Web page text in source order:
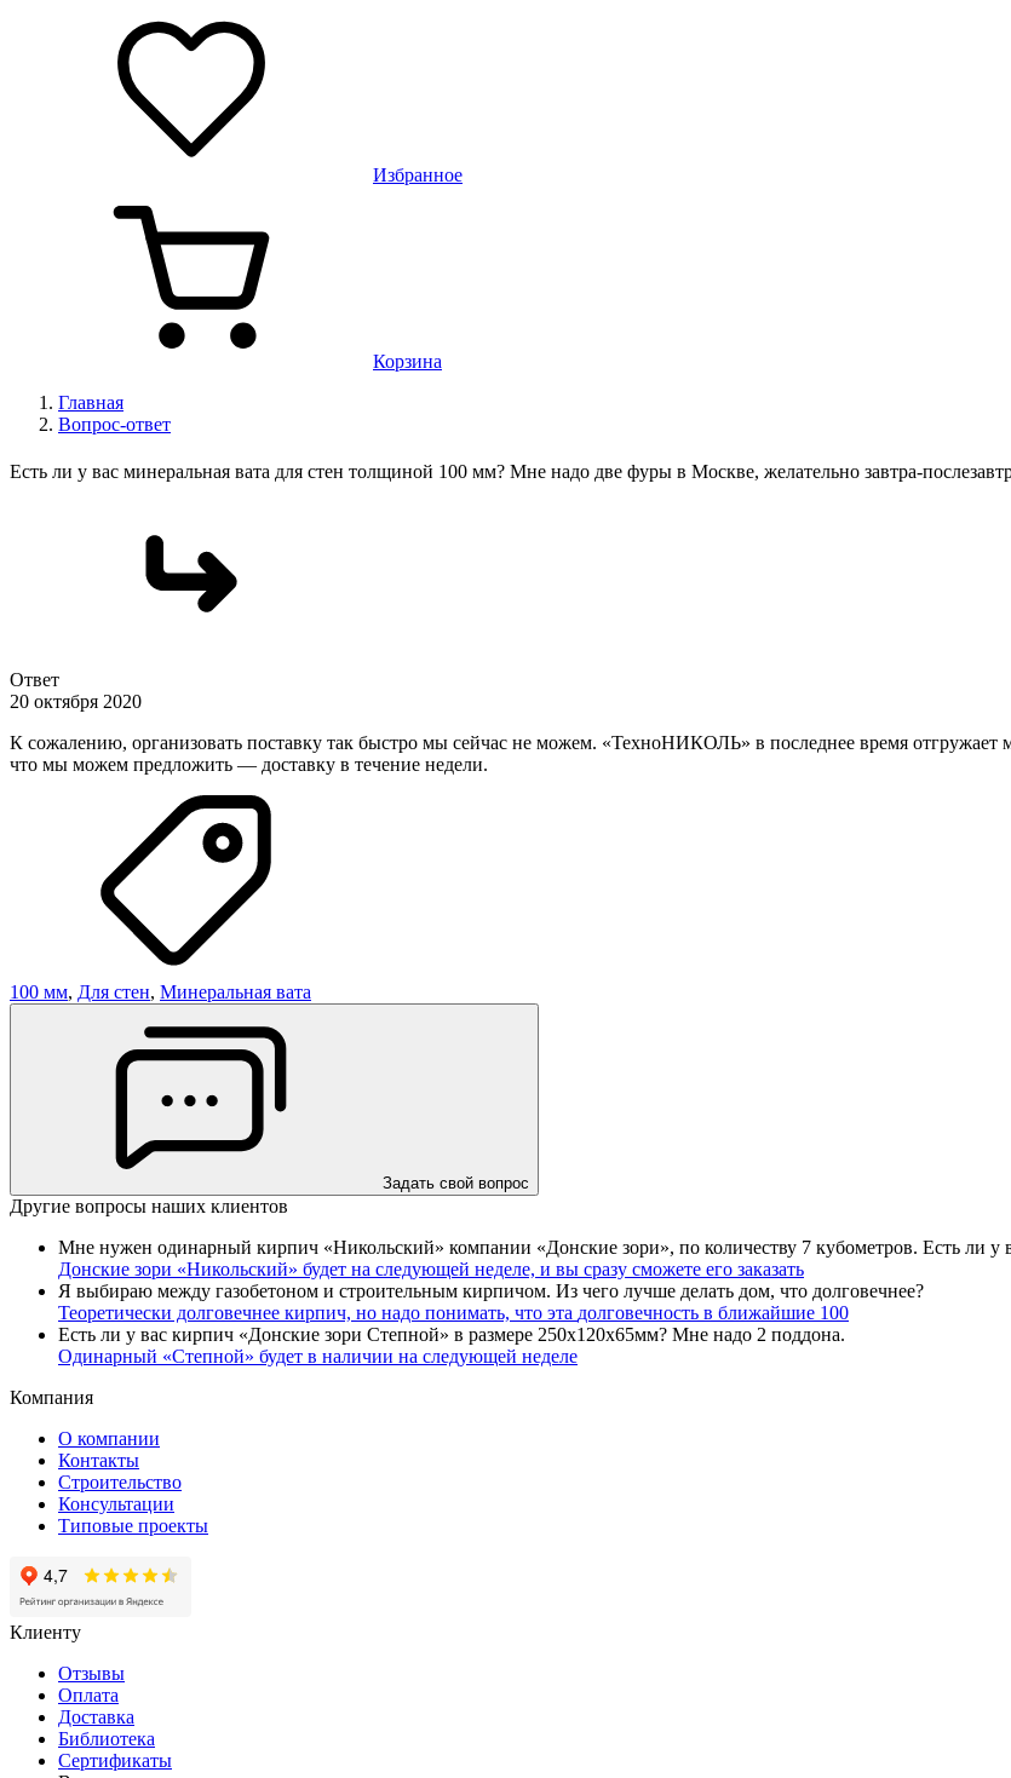
Избранное
Корзина
Главная
Вопрос-ответ
Есть ли у вас минеральная вата для стен толщиной 100 мм? Мне надо две фуры в Москве, желательно завтра-
Ответ
20 октября 2020
К сожалению, организовать поставку так быстро мы сейчас не можем. «ТехноНИКОЛЬ» в последнее время
что мы можем предложить — доставку в течение недели.
100 мм, Для стен, Минеральная вата
Задать свой вопрос
Другие вопросы наших клиентов
Мне нужен одинарный кирпич «Никольский» компании «Донские зори», по количеству 7 кубометров. Есть ли у
Донские зори «Никольский» будет на следующей неделе, и вы сразу сможете его заказать
Я выбираю между газобетоном и строительным кирпичом. Из чего лучше делать дом, что долговечнее?
Теоретически долговечнее кирпич, но надо понимать, что эта долговечность в ближайшие 100
Есть ли у вас кирпич «Донские зори Степной» в размере 250х120х65мм? Мне надо 2 поддона.
Одинарный «Степной» будет в наличии на следующей неделе
Компания
О компании
Контакты
Строительство
Консультации
Типовые проекты
Клиенту
Отзывы
Оплата
Доставка
Библиотека
Сертификаты